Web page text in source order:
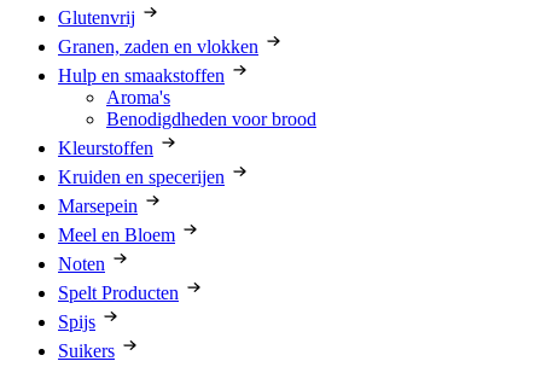
Glutenvrij
Granen, zaden en vlokken
Hulp en smaakstoffen
Aroma's
Benodigdheden voor brood
Kleurstoffen
Kruiden en specerijen
Marsepein
Meel en Bloem
Noten
Spelt Producten
Spijs
Suikers